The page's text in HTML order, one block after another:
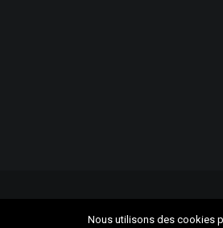
Nous utilisons des cookies